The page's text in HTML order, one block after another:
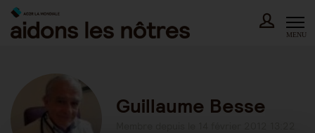
Skip
content
MENU
Guillaume Besse